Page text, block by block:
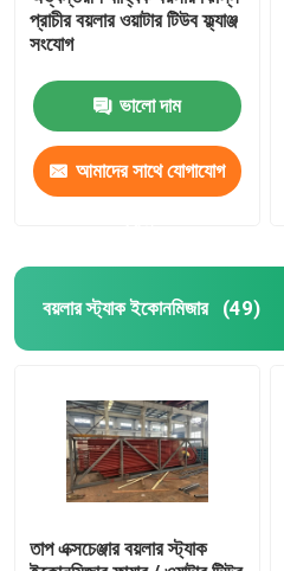
প্রাচীর বয়লার ওয়াটার টিউব ফ্ল্যাঞ্জ
সংযোগ
ভালো দাম
আমাদের সাথে যোগাযোগ
বয়লার স্ট্যাক ইকোনমিজার (49)
তাপ এক্সচেঞ্জার বয়লার স্ট্যাক